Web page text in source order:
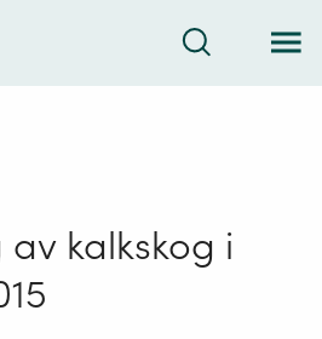
Søk
kalkskog i